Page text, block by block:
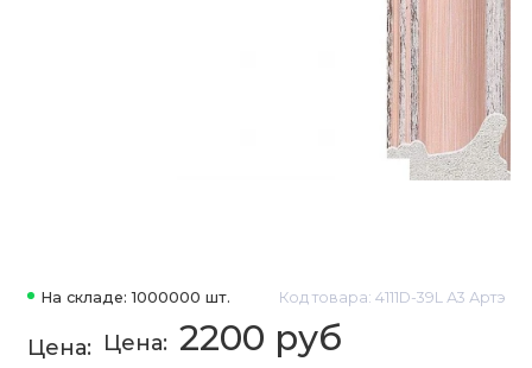
На складе: 1000000 шт. Код товара: 4111D-39L А3 Артэ
2200 руб